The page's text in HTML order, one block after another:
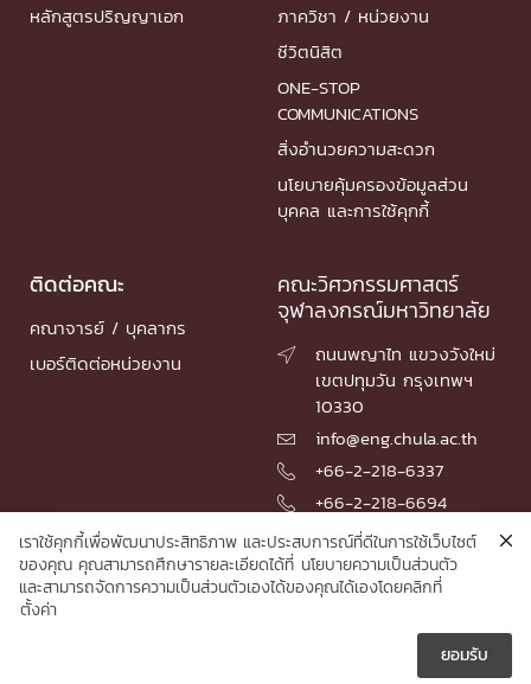

หลักสูตรปริญญาเอก
ภาควิชา / หน่วยงาน
ชีวิตนิสิต
ONE-STOP
COMMUNICATIONS
สิ่งอำนวยความสะดวก
นโยบายคุ้มครองข้อมูลส่วน
บุคคล และการใช้คุกกี้
ติดต่อคณะ
คณาจารย์ / บุคลากร
เบอร์ติดต่อหน่วยงาน
คณะวิศวกรรมศาสตร์
จุฬาลงกรณ์มหาวิทยาลัย

ถนนพญาไท แขวงวังใหม่
เขตปทุมวัน กรุงเทพฯ
10330
 info@eng.chula.ac.th
 +66-2-218-6337
 +66-2-218-6694
© 2026 Faculty of Engineering, Chulalongkorn University
เราใช้คุกกี้เพื่อพัฒนาประสิทธิภาพ และประสบการณ์ที่ดีในการใช้เว็บไซต์
ของคุณ คุณสามารถศึกษารายละเอียดได้ที่ นโยบายความเป็นส่วนตัว
และสามารถจัดการความเป็นส่วนตัวเองได้ของคุณได้เองโดยคลิกที่
ตั้งค่า
ยอมรับ